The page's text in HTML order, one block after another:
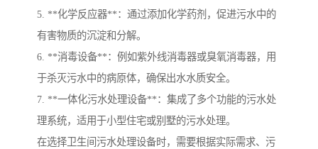
5. **化学反应器**：通过添加化学药剂，促进污水中的
有害物质的沉淀和分解。
6. **消毒设备**：例如紫外线消毒器或臭氧消毒器，用
于杀灭污水中的病原体，确保出水水质安全。
7. **一体化污水处理设备**：集成了多个功能的污水处
理系统，适用于小型住宅或别墅的污水处理。
在选择卫生间污水处理设备时，需要根据实际需求、污